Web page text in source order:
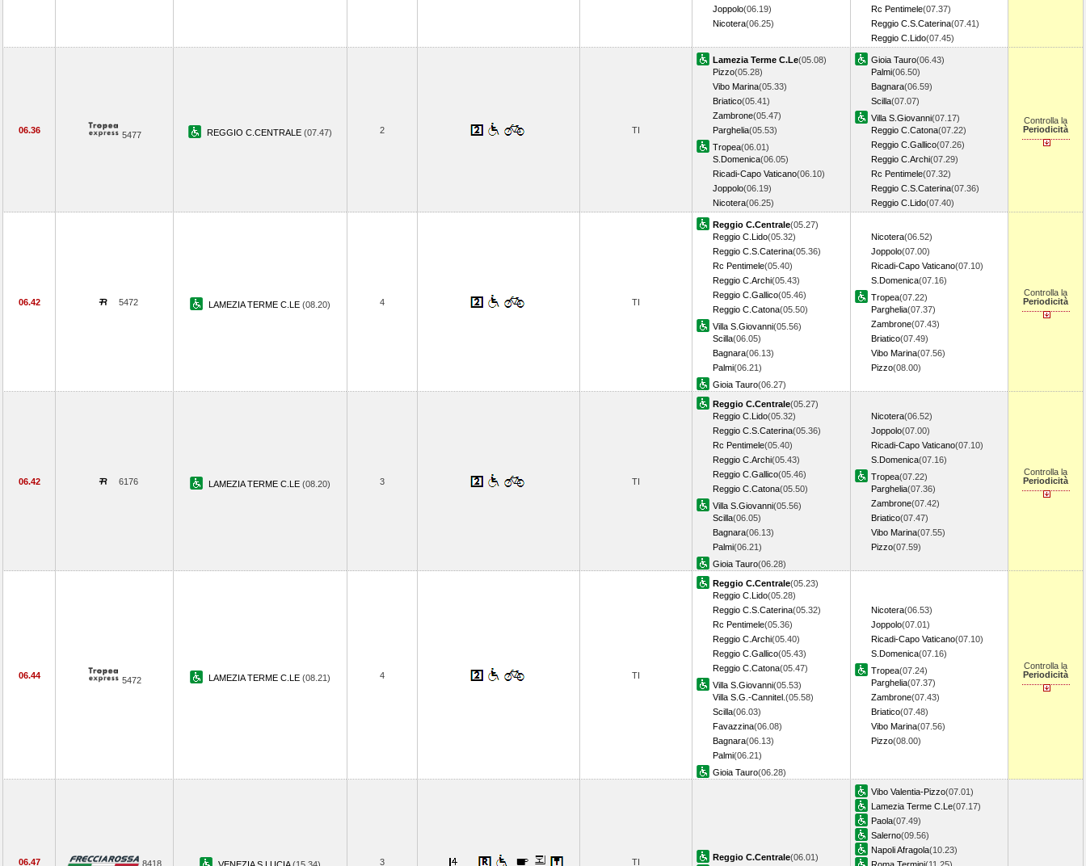
Joppolo(06.19)
Nicotera(06.25)
Rc Pentimele(07.37)
Reggio C.S.Caterina(07.41)
Reggio C.Lido(07.45)
06.36 5477 REGGIO C.CENTRALE (07.47) 2 TI
Lamezia Terme C.Le(05.08)
Pizzo(05.28)
Vibo Marina(05.33)
Briatico(05.41)
Zambrone(05.47)
Parghelia(05.53)
Tropea(06.01)
S.Domenica(06.05)
Ricadi-Capo Vaticano(06.10)
Joppolo(06.19)
Nicotera(06.25)
Gioia Tauro(06.43)
Palmi(06.50)
Bagnara(06.59)
Scilla(07.07)
Villa S.Giovanni(07.17)
Reggio C.Catona(07.22)
Reggio C.Gallico(07.26)
Reggio C.Archi(07.29)
Rc Pentimele(07.32)
Reggio C.S.Caterina(07.36)
Reggio C.Lido(07.40)
Controlla la
Periodicità
06.42 5472 LAMEZIA TERME C.LE (08.20) 4 TI
Reggio C.Centrale(05.27)
Reggio C.Lido(05.32)
Reggio C.S.Caterina(05.36)
Rc Pentimele(05.40)
Reggio C.Archi(05.43)
Reggio C.Gallico(05.46)
Reggio C.Catona(05.50)
Villa S.Giovanni(05.56)
Scilla(06.05)
Bagnara(06.13)
Palmi(06.21)
Gioia Tauro(06.27)
Nicotera(06.52)
Joppolo(07.00)
Ricadi-Capo Vaticano(07.10)
S.Domenica(07.16)
Tropea(07.22)
Parghelia(07.37)
Zambrone(07.43)
Briatico(07.49)
Vibo Marina(07.56)
Pizzo(08.00)
Controlla la
Periodicità
06.42 6176 LAMEZIA TERME C.LE (08.20) 3 TI
Reggio C.Centrale(05.27)
Reggio C.Lido(05.32)
Reggio C.S.Caterina(05.36)
Rc Pentimele(05.40)
Reggio C.Archi(05.43)
Reggio C.Gallico(05.46)
Reggio C.Catona(05.50)
Villa S.Giovanni(05.56)
Scilla(06.05)
Bagnara(06.13)
Palmi(06.21)
Gioia Tauro(06.28)
Nicotera(06.52)
Joppolo(07.00)
Ricadi-Capo Vaticano(07.10)
S.Domenica(07.16)
Tropea(07.22)
Parghelia(07.36)
Zambrone(07.42)
Briatico(07.47)
Vibo Marina(07.55)
Pizzo(07.59)
Controlla la
Periodicità
06.44 5472 LAMEZIA TERME C.LE (08.21) 4 TI
Reggio C.Centrale(05.23)
Reggio C.Lido(05.28)
Reggio C.S.Caterina(05.32)
Rc Pentimele(05.36)
Reggio C.Archi(05.40)
Reggio C.Gallico(05.43)
Reggio C.Catona(05.47)
Villa S.Giovanni(05.53)
Villa S.G.-Cannitel. (05.58)
Scilla(06.03)
Favazzina(06.08)
Bagnara(06.13)
Palmi(06.21)
Gioia Tauro(06.28)
Nicotera(06.53)
Joppolo(07.01)
Ricadi-Capo Vaticano(07.10)
S.Domenica(07.16)
Tropea(07.24)
Parghelia(07.37)
Zambrone(07.43)
Briatico(07.48)
Vibo Marina(07.56)
Pizzo(08.00)
Controlla la
Periodicità
06.47 8418 3 TI Reggio C.Centrale(06.01)
Vibo Valentia-Pizzo(07.01)
Lamezia Terme C.Le(07.17)
Paola(07.49)
Salerno(09.56)
Napoli Afragola(10.23)